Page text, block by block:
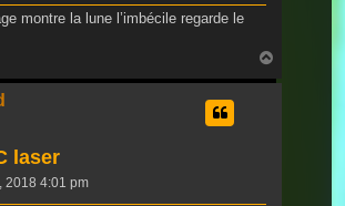
montre la lune l’imbécile regarde le
laser
2018 4:01 pm